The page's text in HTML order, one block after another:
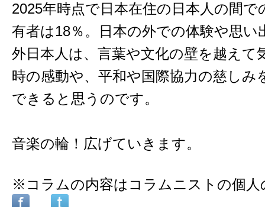
2025年時点で日本在住の日本人の間
有者は18％。日本の外での体験や思い
外日本人は、言葉や文化の壁を越えて
時の感動や、平和や国際協力の慈しみ
できると思うのです。
音楽の輪！広げていきます。
※コラムの内容はコラムニストの個人